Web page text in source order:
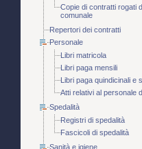
Copie di contratti rogati
comunale
Repertori dei contratti
Personale
Libri matricola
Libri paga mensili
Libri paga quindicinali e
Atti relativi al personale
Spedalità
Registri di spedalità
Fascicoli di spedalità
Sanità e igiene